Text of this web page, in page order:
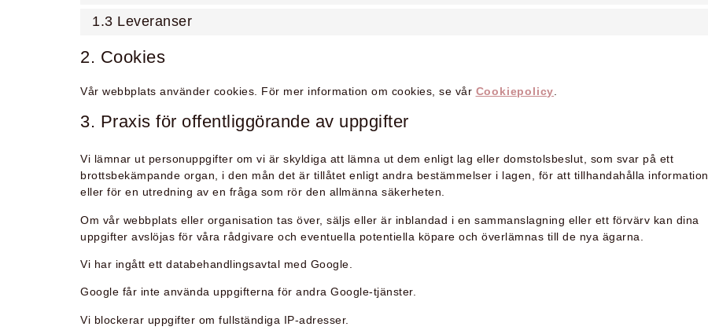
1.3 Leveranser
2. Cookies
Vår webbplats använder cookies. För mer information om cookies, se vår Cookiepolicy
3. Praxis för offentliggörande av uppgifter
Vi lämnar ut personuppgifter om vi är skyldiga att lämna ut dem enligt lag eller domstolsbeslut, som svar på ett
brottsbekämpande organ, i den mån det är tillåtet enligt andra bestämmelser i lagen, för att tillhandahålla information
eller för en utredning av en fråga som rör den allmänna säkerheten.
Om vår webbplats eller organisation tas över, säljs eller är inblandad i en sammanslagning eller ett förvärv kan dina
uppgifter avslöjas för våra rådgivare och eventuella potentiella köpare och överlämnas till de nya ägarna.
Vi har ingått ett databehandlingsavtal med Google.
Google får inte använda uppgifterna för andra Google-tjänster.
Vi blockerar uppgifter om fullständiga IP-adresser.